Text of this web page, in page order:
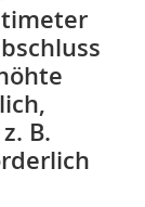
B.